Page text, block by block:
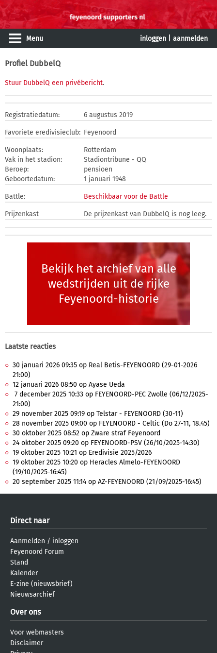
Menu inloggen aanmelden
Profiel DubbelQ
Stuur DubbelQ een privébericht.
Registratiedatum: 6 augustus 2019
Favoriete eredivisieclub: Feyenoord
Woonplaats:
Rotterdam
Vak in het stadion:
Stadiontribune - QQ
Beroep:
pensioen
Geboortedatum:
1 januari 1948
Battle: Beschikbaar voor de Battle
Prijzenkast De prijzenkast van DubbelQ is nog leeg.
Bekijk het archief van alle
wedstrijden uit de rijke
Feyenoord-historie
Laatste reacties
30 januari 2026 09:35 op Real Betis-FEYENOORD (29-01-2026
21:00)
12 januari 2026 08:50 op Ayase Ueda
7 december 2025 10:33 op FEYENOORD-PEC Zwolle (06/12/2025-
21:00)
29 november 2025 09:19 op Telstar - FEYENOORD (30-11)
28 november 2025 09:00 op FEYENOORD - Celtic (Do 27-11, 18.45)
30 oktober 2025 08:52 op Zware straf Feyenoord
24 oktober 2025 09:20 op FEYENOORD-PSV (26/10/2025-14:30)
19 oktober 2025 10:21 op Eredivisie 2025/2026
19 oktober 2025 10:20 op Heracles Almelo-FEYENOORD
(19/10/2025-16:45)
20 september 2025 11:14 op AZ-FEYENOORD (21/09/2025-16:45)
Direct naar
Aanmelden / inloggen
Feyenoord Forum
Stand
Kalender
E-zine (nieuwsbrief)
Nieuwsarchief
Over ons
Voor webmasters
Disclaimer